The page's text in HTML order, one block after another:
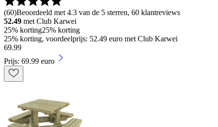
(60)Beoordeeld met 4.3 van de 5 sterren, 60 klantreviews
52.49 met Club Karwei
25% korting25% korting
25% korting, voordeelprijs: 52.49 euro met Club Karwei
69.99
Prijs: 69.99 euro